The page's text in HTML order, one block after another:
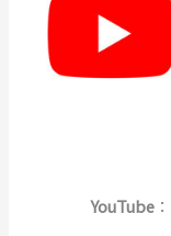
YouTube ：